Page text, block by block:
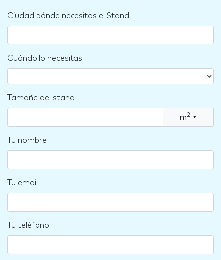
Ciudad dónde necesitas el Stand
Cuándo lo necesitas
Tamaño del stand
m2 ▾
Tu nombre
Tu email
Tu teléfono